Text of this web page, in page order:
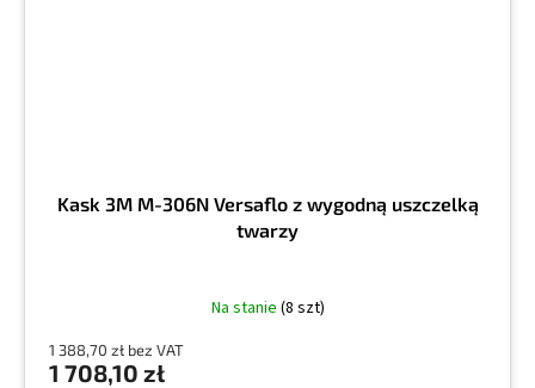
Kask 3M M-306N Versaflo z wygodną uszczelką
twarzy
Na stanie (8 szt)
1 388,70 zł bez VAT
1 708,10 zł